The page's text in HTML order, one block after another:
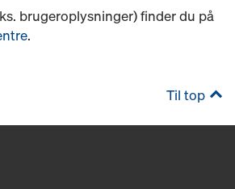
brugeroplysninger) finder du på
.
Til top